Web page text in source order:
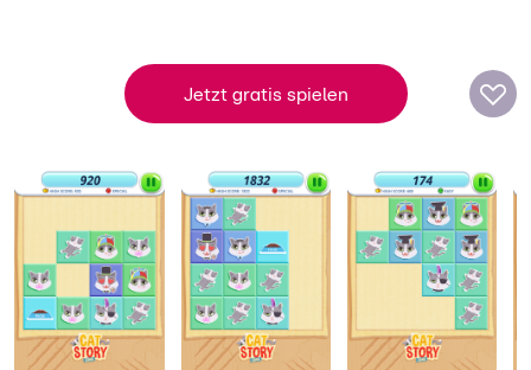
Über 2 Mio. Spieler vertreiben sich täglich
die Langeweile mit kostenlosen
Onlinespielen des holländischen Studios
zum Support
Jetzt gratis spielen